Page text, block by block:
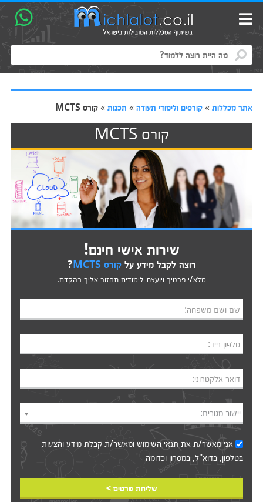
אתר מכללות» קורסים ולימודי תעודה» תכנות» קורס MCTS
קורס MCTS
שירות אישי חינם!
רוצה לקבל מידע עלקורס MCTS ?
מלא/י פרטיך ויועצת לימודים תחזור אליך בהקדם.
שם ושם משפחה:
טלפון נייד:
דואר אלקטרוני:
יישוב מגורים:
אני מאשר/ת אתתנאי השימושומאשר/ת קבלת מידע והצעות
בטלפון, בדוא"ל, במסרון וכדומה‎‎
שליחת פרטים >